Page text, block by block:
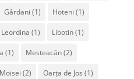
Gârdani (1) Hoteni (1)
Leordina (1) Libotin(1)
(1) Mesteacăn(2)
Moisei (2) Oarța de Jos (1)